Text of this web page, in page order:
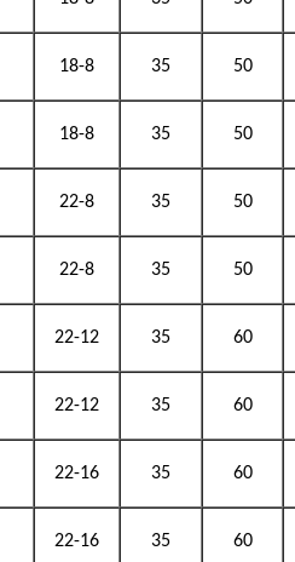
18-8 35 50
18-8 35 50
22-8 35 50
22-8 35 50
22-12 35 60
22-12 35 60
22-16 35 60
22-16 35 60